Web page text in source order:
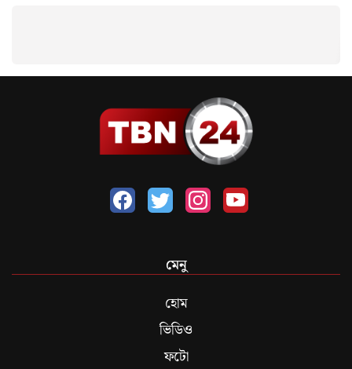
মেনু
হোম
ভিডিও
ফটো